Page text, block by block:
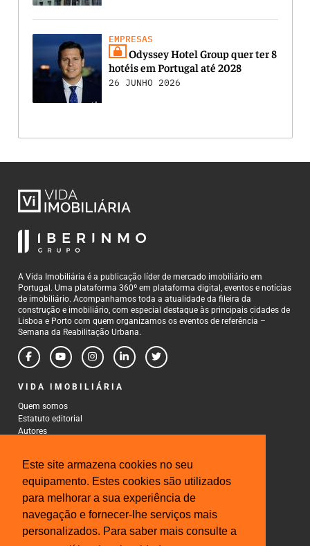
Este site armazena cookies no seu
equipamento. Estes cookies são utilizados
para melhorar a sua experiência de
navegação e fornecer-lhe serviços mais
personalizados. Para saber mais consulte a
EMPRESAS
Odyssey Hotel Group quer ter 8
hotéis em Portugal até 2028
26 JUNHO 2026
A Vida Imobiliária é a publicação líder de mercado imobiliário em
Portugal. Uma plataforma 360º em plataforma digital, eventos e notícias
de imobiliário. Acompanhamos toda a atualidade da fileira da
construção e imobiliário, com especial destaque às principais cidades de
Lisboa e Porto com quem organizamos os eventos de referência –
Semana da Reabilitação Urbana.
VIDA IMOBILIÁRIA
Quem somos
Estatuto editorial
Autores
CONTACTOS
Rua Gonçalo Cristovão, 185 - 6º
4000-269 Porto
Tel: 222 085 009
Fax: 222 085 010